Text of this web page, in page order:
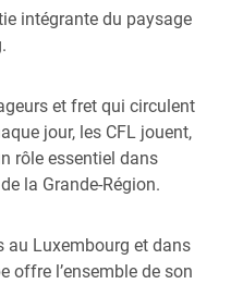
intégrante du paysage
et fret qui circulent
jour, les CFL jouent,
rôle essentiel dans
la Grande-Région.
au Luxembourg et dans
offre l’ensemble de son